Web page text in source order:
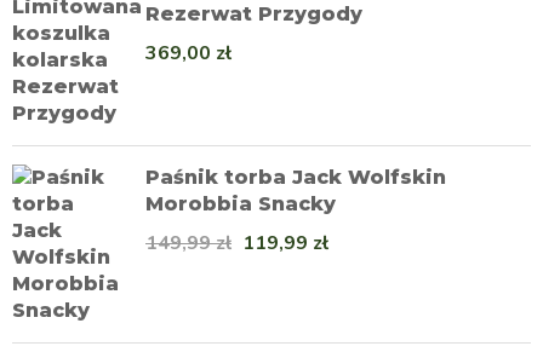
Rezerwat Przygody
369,00 zł
Paśnik torba Jack Wolfskin
Morobbia Snacky
149,99zł 119,99 zł